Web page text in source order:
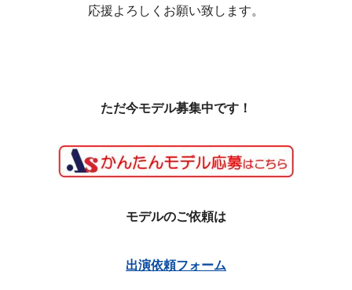
応援よろしくお願い致します。
ただ今モデル募集中です！
モデルのご依頼は
出演依頼フォーム